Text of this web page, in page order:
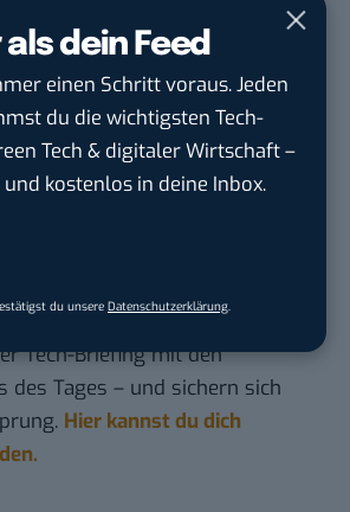
dein Feed
einen Schritt voraus. Jeden
du die wichtigsten Tech-
Tech & digitaler Wirtschaft –
kostenlos in deine Inbox.
du unsere Datenschutzerklärung.
mit „historischem“ Flug über
Neistat testet als erster
von Kitty Hawk
wirklich Flugtaxis?
smarte Leser bekommen jeden
Tech-Briefing mit den
des Tages – und sichern sich
Hier kannst du dich